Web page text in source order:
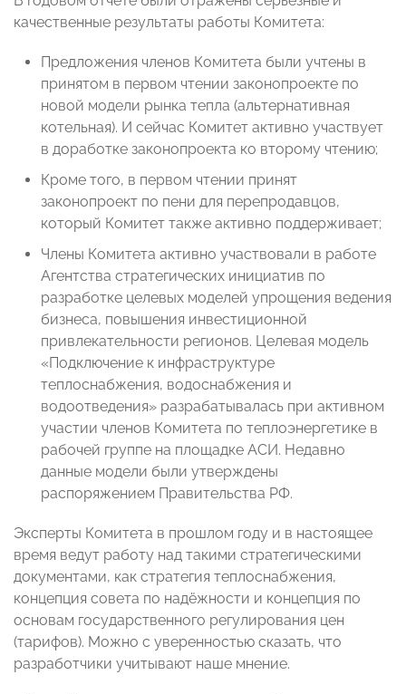
качественные результаты работы Комитета:
Предложения членов Комитета были учтены в
принятом в первом чтении законопроекте по
новой модели рынка тепла (альтернативная
котельная). И сейчас Комитет активно участвует
в доработке законопроекта ко второму чтению;
Кроме того, в первом чтении принят
законопроект по пени для перепродавцов,
который Комитет также активно поддерживает;
Члены Комитета активно участвовали в работе
Агентства стратегических инициатив по
разработке целевых моделей упрощения ведения
бизнеса, повышения инвестиционной
привлекательности регионов. Целевая модель
«Подключение к инфраструктуре
теплоснабжения, водоснабжения и
водоотведения» разрабатывалась при активном
участии членов Комитета по теплоэнергетике в
рабочей группе на площадке АСИ. Недавно
данные модели были утверждены
распоряжением Правительства РФ.
Эксперты Комитета в прошлом году и в настоящее
время ведут работу над такими стратегическими
документами, как стратегия теплоснабжения,
концепция совета по надёжности и концепция по
основам государственного регулирования цен
(тарифов). Можно с уверенностью сказать, что
разработчики учитывают наше мнение.